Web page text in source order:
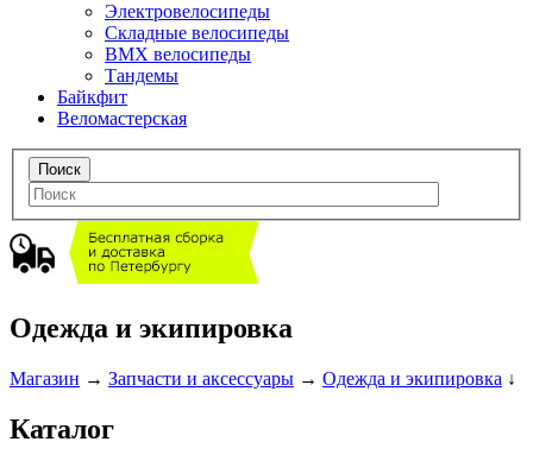
Электровелосипеды
Складные велосипеды
BMX велосипеды
Тандемы
Байкфит
Веломастерская
Одежда и экипировка
Магазин → Запчасти и аксессуары → Одежда и экипировка ↓
Каталог